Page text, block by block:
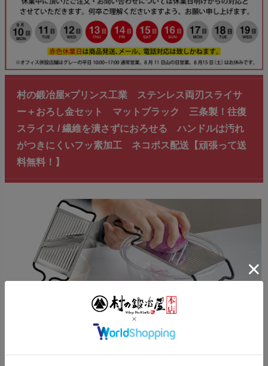
村の鍛冶屋×プリンス工業 ステンレス両刃スライサ
ー＋おろし金セット マットブラック 三条製！往復
スライス / 繊維を潰さずにおろせる ハンドルは汚れ
がつきにくいフッ素加工 ネコポス配送【頑張って送
料無料！】